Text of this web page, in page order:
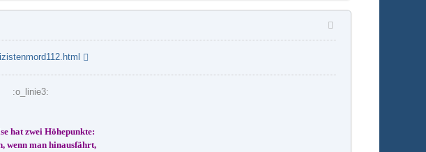
:o_linie3:
hat zwei Höhepunkte:
wenn man hinausfährt,